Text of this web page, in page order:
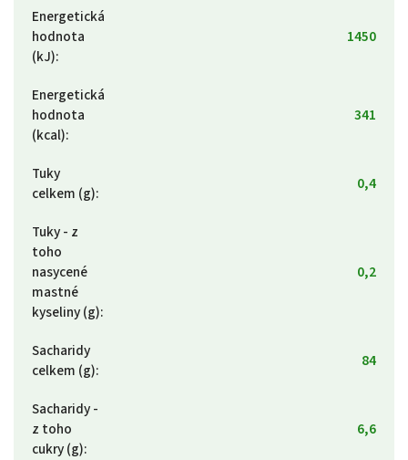
Energetická
hodnota
(kJ):
1450
Energetická
hodnota
(kcal):
341
Tuky
celkem (g): 0,4
Tuky - z
toho
nasycené
mastné
kyseliny (g):
0,2
Sacharidy
celkem (g): 84
Sacharidy -
z toho
cukry (g):
6,6